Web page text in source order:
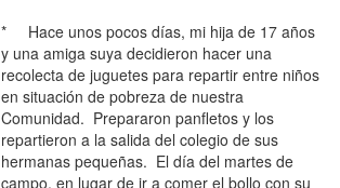
* Hace unos pocos días, mi hija de 17 años
y una amiga suya decidieron hacer una
recolecta de juguetes para repartir entre niños
en situación de pobreza de nuestra
Comunidad. Prepararon panfletos y los
repartieron a la salida del colegio de sus
hermanas pequeñas. El día del martes de
campo, en lugar de ir a comer el bollo con su